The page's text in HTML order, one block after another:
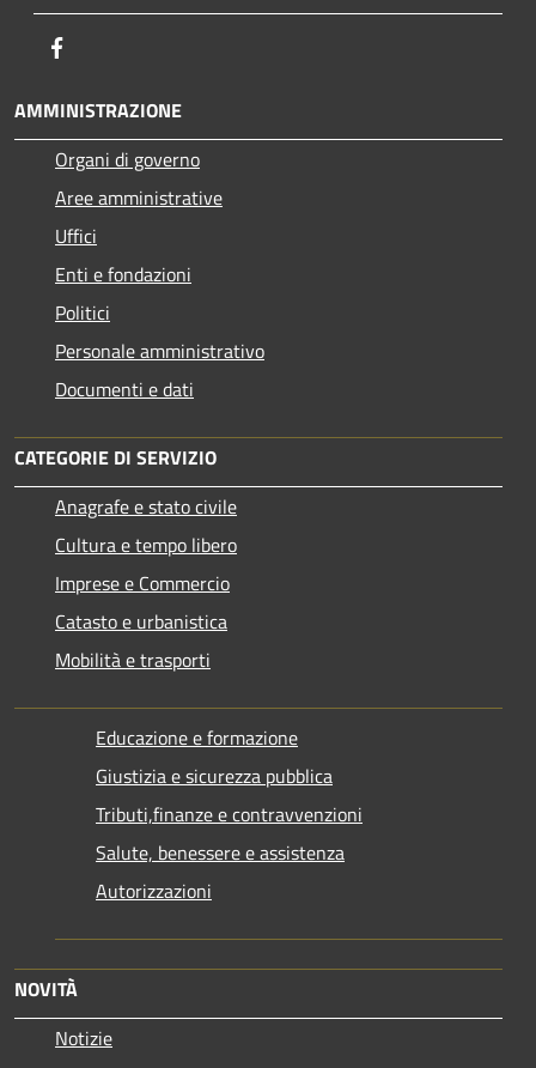
AMMINISTRAZIONE
Organi di governo
Aree amministrative
Uffici
Enti e fondazioni
Politici
Personale amministrativo
Documenti e dati
CATEGORIE DI SERVIZIO
Anagrafe e stato civile
Cultura e tempo libero
Imprese e Commercio
Catasto e urbanistica
Mobilità e trasporti
Educazione e formazione
Giustizia e sicurezza pubblica
Tributi,finanze e contravvenzioni
Salute, benessere e assistenza
Autorizzazioni
NOVITÀ
Notizie